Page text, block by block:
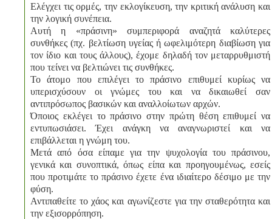
Ελέγχει τις ορμές, την εκλογίκευση, την κριτική ανάλυση και
την λογική συνέπεια.
Αυτή η «πράσινη» συμπεριφορά αναζητά καλύτερες
συνθήκες (πχ. βελτίωση υγείας ή ωφελιμότερη διαβίωση για
τον ίδιο και τους άλλους), έχομε δηλαδή τον μεταρρυθμιστή
που τείνει να βελτιώνει τις συνθήκες.
Το άτομο που επιλέγει το πράσινο επιθυμεί κυρίως να
υπερισχύσουν οι γνώμες του και να δικαιωθεί σαν
αντιπρόσωπος βασικών και αναλλοίωτων αρχών.
Όποιος εκλέγει το πράσινο στην πρώτη θέση επιθυμεί να
εντυπωσιάσει. Έχει ανάγκη να αναγνωριστεί και να
επιβάλλεται η γνώμη του.
Μετά από όσα είπαμε για την ψυχολογία του πράσινου,
γενικά και συνοπτικά, όπως είπα και προηγουμένως, εσείς
που προτιμάτε το πράσινο έχετε ένα ιδιαίτερο δέσιμο με την
φύση.
Αντιπαθείτε το χάος και αγωνίζεστε για την σταθερότητα και
την εξισορρόπηση.